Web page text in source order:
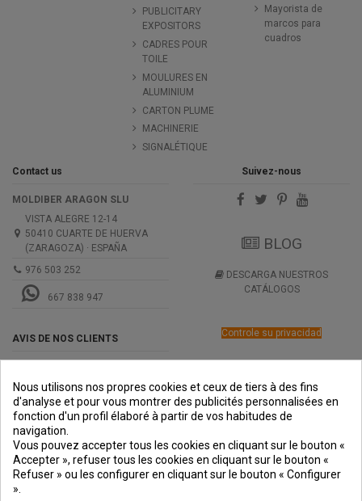
PUBLICITARY
EXPOSITORS
CADRES POUR
TOILE
MOULURES EN
ALUMINIUM
CARTON PLUME
MACHINERIE
SIGNALÉTIQUE
Mayorista de
marcos para
cuadros
Contact us
MOLDIBER ARAGON SLU
VISTA ALEGRE 12-14
50410 CUARTE DE HUERVA
(ZARAGOZA) · ESPAÑA
976 503 252
667 838 947
AVIS DE NOS CLIENTS
Suivez-nous
BLOG
DESCARGA NUESTROS
CATÁLOGOS
Controle su privacidad
PREMIOS
DE PAGO
SEGURO
Nous utilisons nos propres cookies et ceux de tiers à des fins
d'analyse et pour vous montrer des publicités personnalisées en
fonction d'un profil élaboré à partir de vos habitudes de
navigation.
Vous pouvez accepter tous les cookies en cliquant sur le bouton «
Accepter », refuser tous les cookies en cliquant sur le bouton «
Refuser » ou les configurer en cliquant sur le bouton « Configurer
».